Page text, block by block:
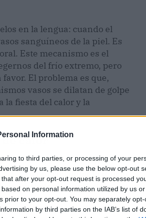
Information
to third parties, or processing of your
by us, please use the below opt-out
after your opt-out request is processed
on personal information utilized by us
prior to your opt-out. You may separately
by third parties on the IAB’s list of
en la lengua: cuando el
sanguíneos de la piel. Es
Este mecanismo es el
del frío extremo, pero
El problema es que,
vasos se dilatan de golpe
la fiesta del calor y la
calor
el frío corta el circuito;
tu cuerpo detecta que la
las compuertas de par
y, como resultado, acabas
es pura fisiología, y la